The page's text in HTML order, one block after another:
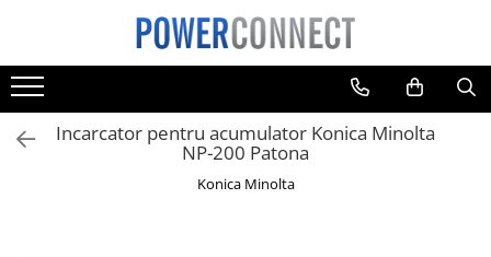
Toate Produsele
Sisteme filtrare apa
Sisteme filtrare apa
Incarcator pentru acumulator Konica Minolta
NP-200 Patona
Konica Minolta